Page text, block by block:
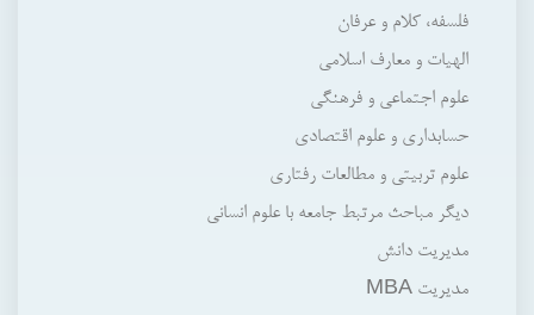
فلسفه، كلام و عرفان
الهيات و معارف اسلامي
علوم اجتماعي و فرهنگي
حسابداري و علوم اقتصادي
علوم تربيتي و مطالعات رفتاري
ديگر مباحث مرتبط جامعه با علوم انساني
مديريت دانش
مديريت MBA